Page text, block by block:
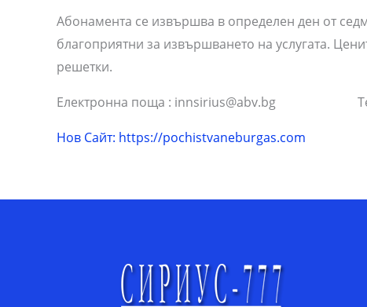
Абонамента се извършва в определен ден от
благоприятни за извършването на услугата.
решетки.
Електронна поща : innsirius@abv.bg
Нов Сайт: https://pochistvaneburgas.com